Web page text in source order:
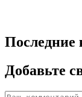
Последние
Добавьте